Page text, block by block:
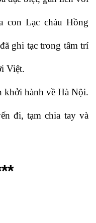
con Lạc cháu Hồng
ghi tạc trong tâm trí
Việt.
khởi hành về Hà Nội.
đi, tạm chia tay và